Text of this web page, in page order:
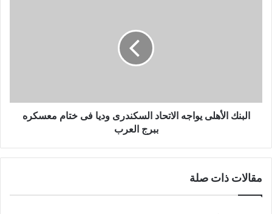
معسكره
ببرجالبنك الأهلى يواجه الاتحاد السكندرى وديا فى ختام معسكره
ببرج العرب
مقالات ذات صلة